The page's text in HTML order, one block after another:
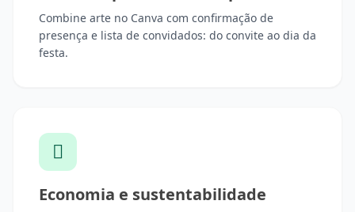
Combine arte no Canva com confirmação de
presença e lista de convidados: do convite ao dia da
festa.
Economia e sustentabilidade